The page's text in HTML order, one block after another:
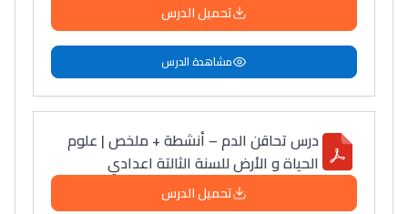
تحميل الدرس
مشاهدة الدرس
درس تحاقن الدم – أنشطة + ملخص | علوم
الحياة و الأرض للسنة الثالتة اعدادي
تحميل الدرس